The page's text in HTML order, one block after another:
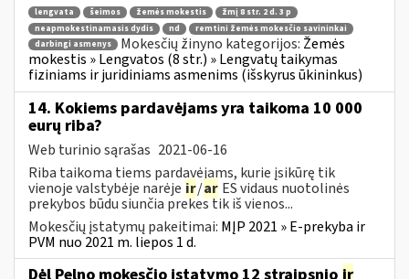
lengvata šeimos žemės mokestis
žmį 8 str. 2 d. 3 p
neapmokestinamasis dydis
nd
remtini žemės mokesčio savininkai
darbingi asmenys
Mokesčių žinyno kategorijos: Žemės
mokestis » Lengvatos (8 str.) » Lengvatų taikymas
fiziniams ir juridiniams asmenims (išskyrus ūkininkus)
14. Kokiems pardavėjams yra taikoma 10 000
eurų riba?
Web turinio sąrašas 2021-06-16
Riba taikoma tiems pardavėjams, kurie įsikūrę tik
vienoje valstybėje narėje ir/ar ES vidaus nuotolinės
prekybos būdu siunčia prekes tik iš vienos...
Mokesčių įstatymų pakeitimai: MĮP 2021 » E-prekyba ir
PVM nuo 2021 m. liepos 1 d.
Dėl Pelno mokesčio įstatymo 12 straipsnio ir